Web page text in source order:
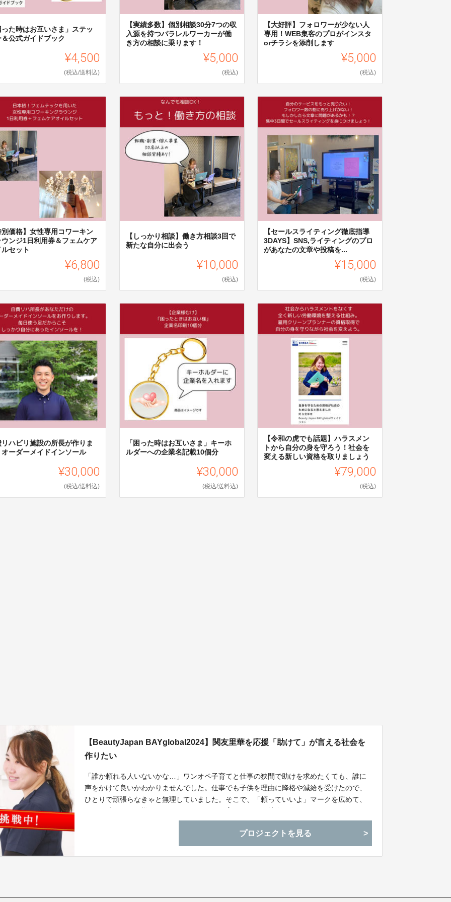
った時はお互いさま」ステッ
公式ガイドブック
¥4,500
(税込/送料込)
【実績多数】個別相談30分7つの収
入源を持つパラレルワーカーが働
き方の相談に乗ります！
¥5,000
(税込)
【大好評】フォロワーが少ない人
専用！WEB集客のプロがインスタ
orチラシを添削します
¥5,000
(税込)
別価格】女性専用コワーキン
ウンジ1日利用券＆フェムケア
セット
¥6,800
(税込)
【しっかり相談】働き方相談3回で
新たな自分に出会う
¥10,000
(税込)
【セールスライティング徹底指導
3DAYS】SNS,ライティングのプロ
があなたの文章や投稿を...
¥15,000
(税込)
ハビリ施設の所長が作りま
オーダーメイドインソール
¥30,000
(税込/送料込)
「困った時はお互いさま」キーホ
ルダーへの企業名記載10個分
¥30,000
(税込/送料込)
【令和の虎でも話題】ハラスメン
トから自分の身を守ろう！社会を
変える新しい資格を取りましょう
¥79,000
(税込)
【BeautyJapan BAYglobal2024】関友里華を応援「助けて」が言える社会を
作りたい
「誰か頼れる人いないかな…」ワンオペ子育てと仕事の狭間で助けを求めたくても、誰に
声をかけて良いかわかりませんでした。仕事でも子供を理由に降格や減給を受けたので、
ひとりで頑張らなきゃと無理していました。そこで、「頼っていいよ」マークを広めて、
プロジェクトを見る